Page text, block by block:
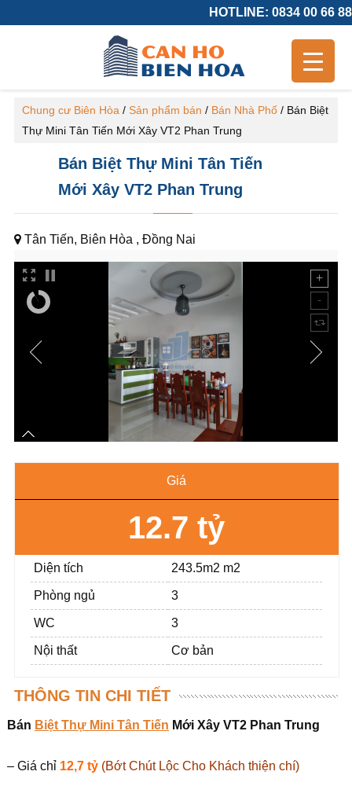
HOTLINE: 0834 00 66 88
Chung cư Biên Hòa / Sản phẩm bán / Bán Nhà Phố/ Bán Biệt
Thự Mini Tân Tiến Mới Xây VT2 Phan Trung
Bán Biệt Thự Mini Tân Tiến
Mới Xây VT2 Phan Trung
Tân Tiến, Biên Hòa , Đồng Nai
Giá
12.7 tỷ
Diện tích 243.5m2 m2
Phòng ngủ 3
WC 3
Nội thất Cơ bản
THÔNG TIN CHI TIẾT
Bán Biệt Thự Mini Tân Tiến Mới Xây VT2 Phan Trung
– Giá chỉ 12,7 tỷ (Bớt Chút Lộc Cho Khách thiện chí)